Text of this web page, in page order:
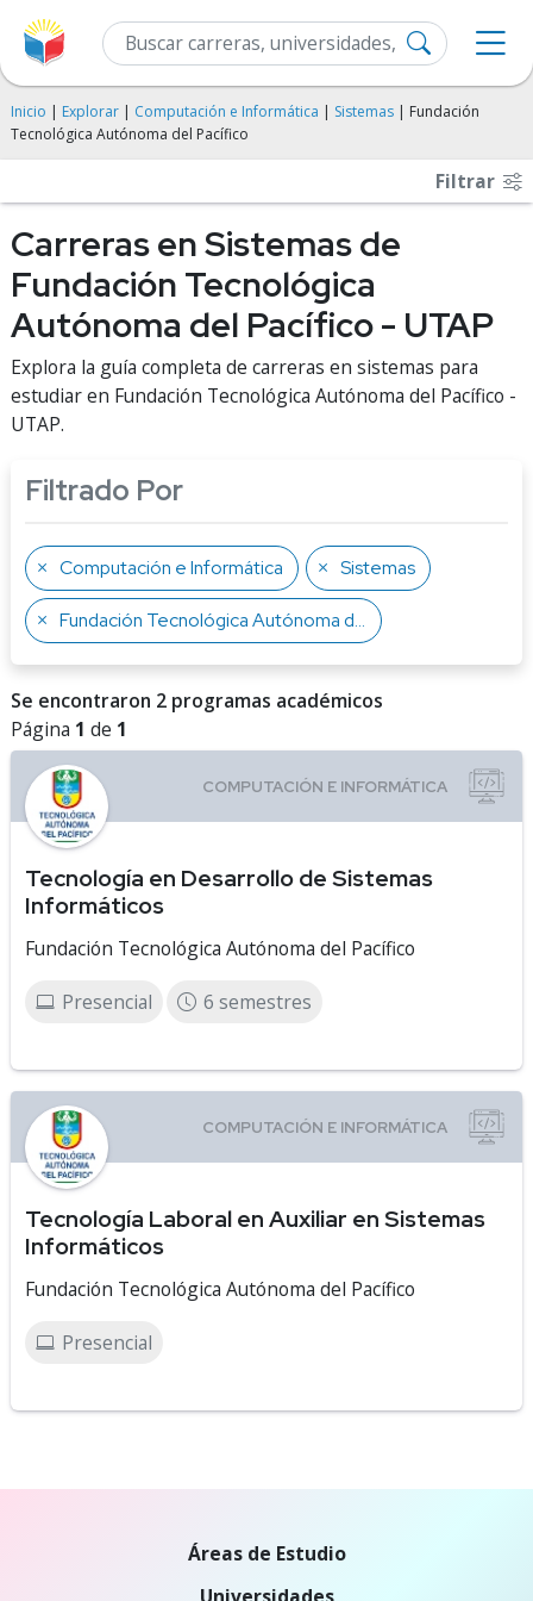
Inicio | Explorar | Computación e Informática | Sistemas | Fundación
Tecnológica Autónoma del Pacífico
Filtrar
Carreras en Sistemas de
Fundación Tecnológica
Autónoma del Pacífico - UTAP
Explora la guía completa de carreras en sistemas para
estudiar en Fundación Tecnológica Autónoma del Pacífico -
UTAP.
Filtrado Por
Computación e Informática Sistemas
Fundación Tecnológica Autónoma del Pacífico
Se encontraron 2 programas académicos
Página 1 de 1
Tecnología en Desarrollo de Sistemas
Informáticos
Fundación Tecnológica Autónoma del Pacífico
Presencial 6 semestres
Tecnología Laboral en Auxiliar en Sistemas
Informáticos
Fundación Tecnológica Autónoma del Pacífico
Presencial
Áreas de Estudio